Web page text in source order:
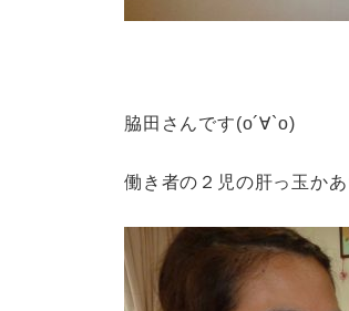
脇田さんです(о´∀`о)
働き者の２児の肝っ玉かあ